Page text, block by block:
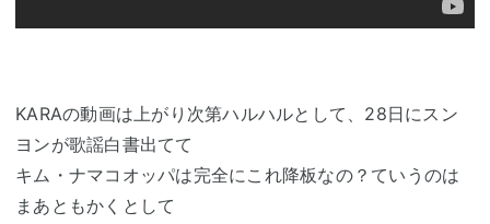
KARAの動画は上がり次第ハルハルとして、28日にスン
ヨンが歌謡白書出てて
キム・ナマコオッパは完全にこれ降板なの？ていうのは
まあともかくとして